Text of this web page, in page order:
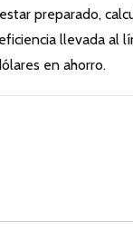
preparado,
llevada al
en ahorro.